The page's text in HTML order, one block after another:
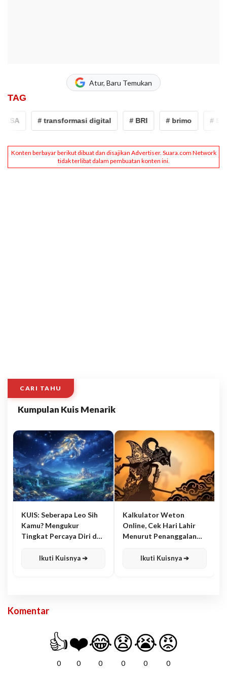
Atur, Baru Temukan
TAG
# transformasi digital # BRI # brimo #
CARI TAHU
Kumpulan Kuis Menarik
KUIS: Seberapa Leo Sih
Kamu? Mengukur
Tingkat Percaya Diri dan
Ikuti Kuisnya ➔
Kalkulator Weton
Online, Cek Hari Lahir
Menurut Penanggalan
Ikuti Kuisnya ➔
Komentar
👍
0
❤️
0
😂
0
😧
0
😭
0
😡
0